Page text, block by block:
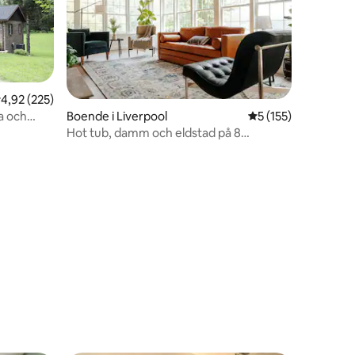
av 5 i genomsnittligt betyg, 225 omdömen
4,92 (225)
och
Boende i Liverpool 5 av 5 i
5 (155)
Hot tub, damm och eldstad på 8